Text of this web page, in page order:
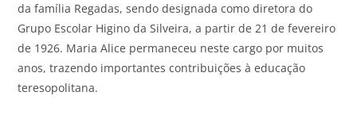
da família Regadas, sendo designada como diretora do
Grupo Escolar Higino da Silveira, a partir de 21 de fevereiro
de 1926. Maria Alice permaneceu neste cargo por muitos
anos, trazendo importantes contribuições à educação
teresopolitana.